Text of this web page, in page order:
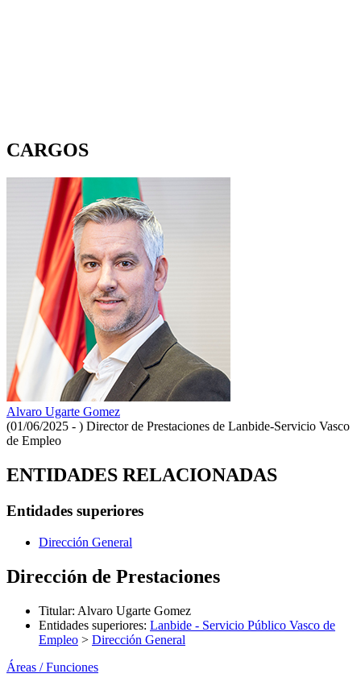
CARGOS
Alvaro Ugarte Gomez
(01/06/2025 - ) Director de Prestaciones de Lanbide-Servicio Vasco
de Empleo
ENTIDADES RELACIONADAS
Entidades superiores
Dirección General
Dirección de Prestaciones
Titular: Alvaro Ugarte Gomez
Entidades superiores: Lanbide - Servicio Público Vasco de
Empleo > Dirección General
Áreas / Funciones